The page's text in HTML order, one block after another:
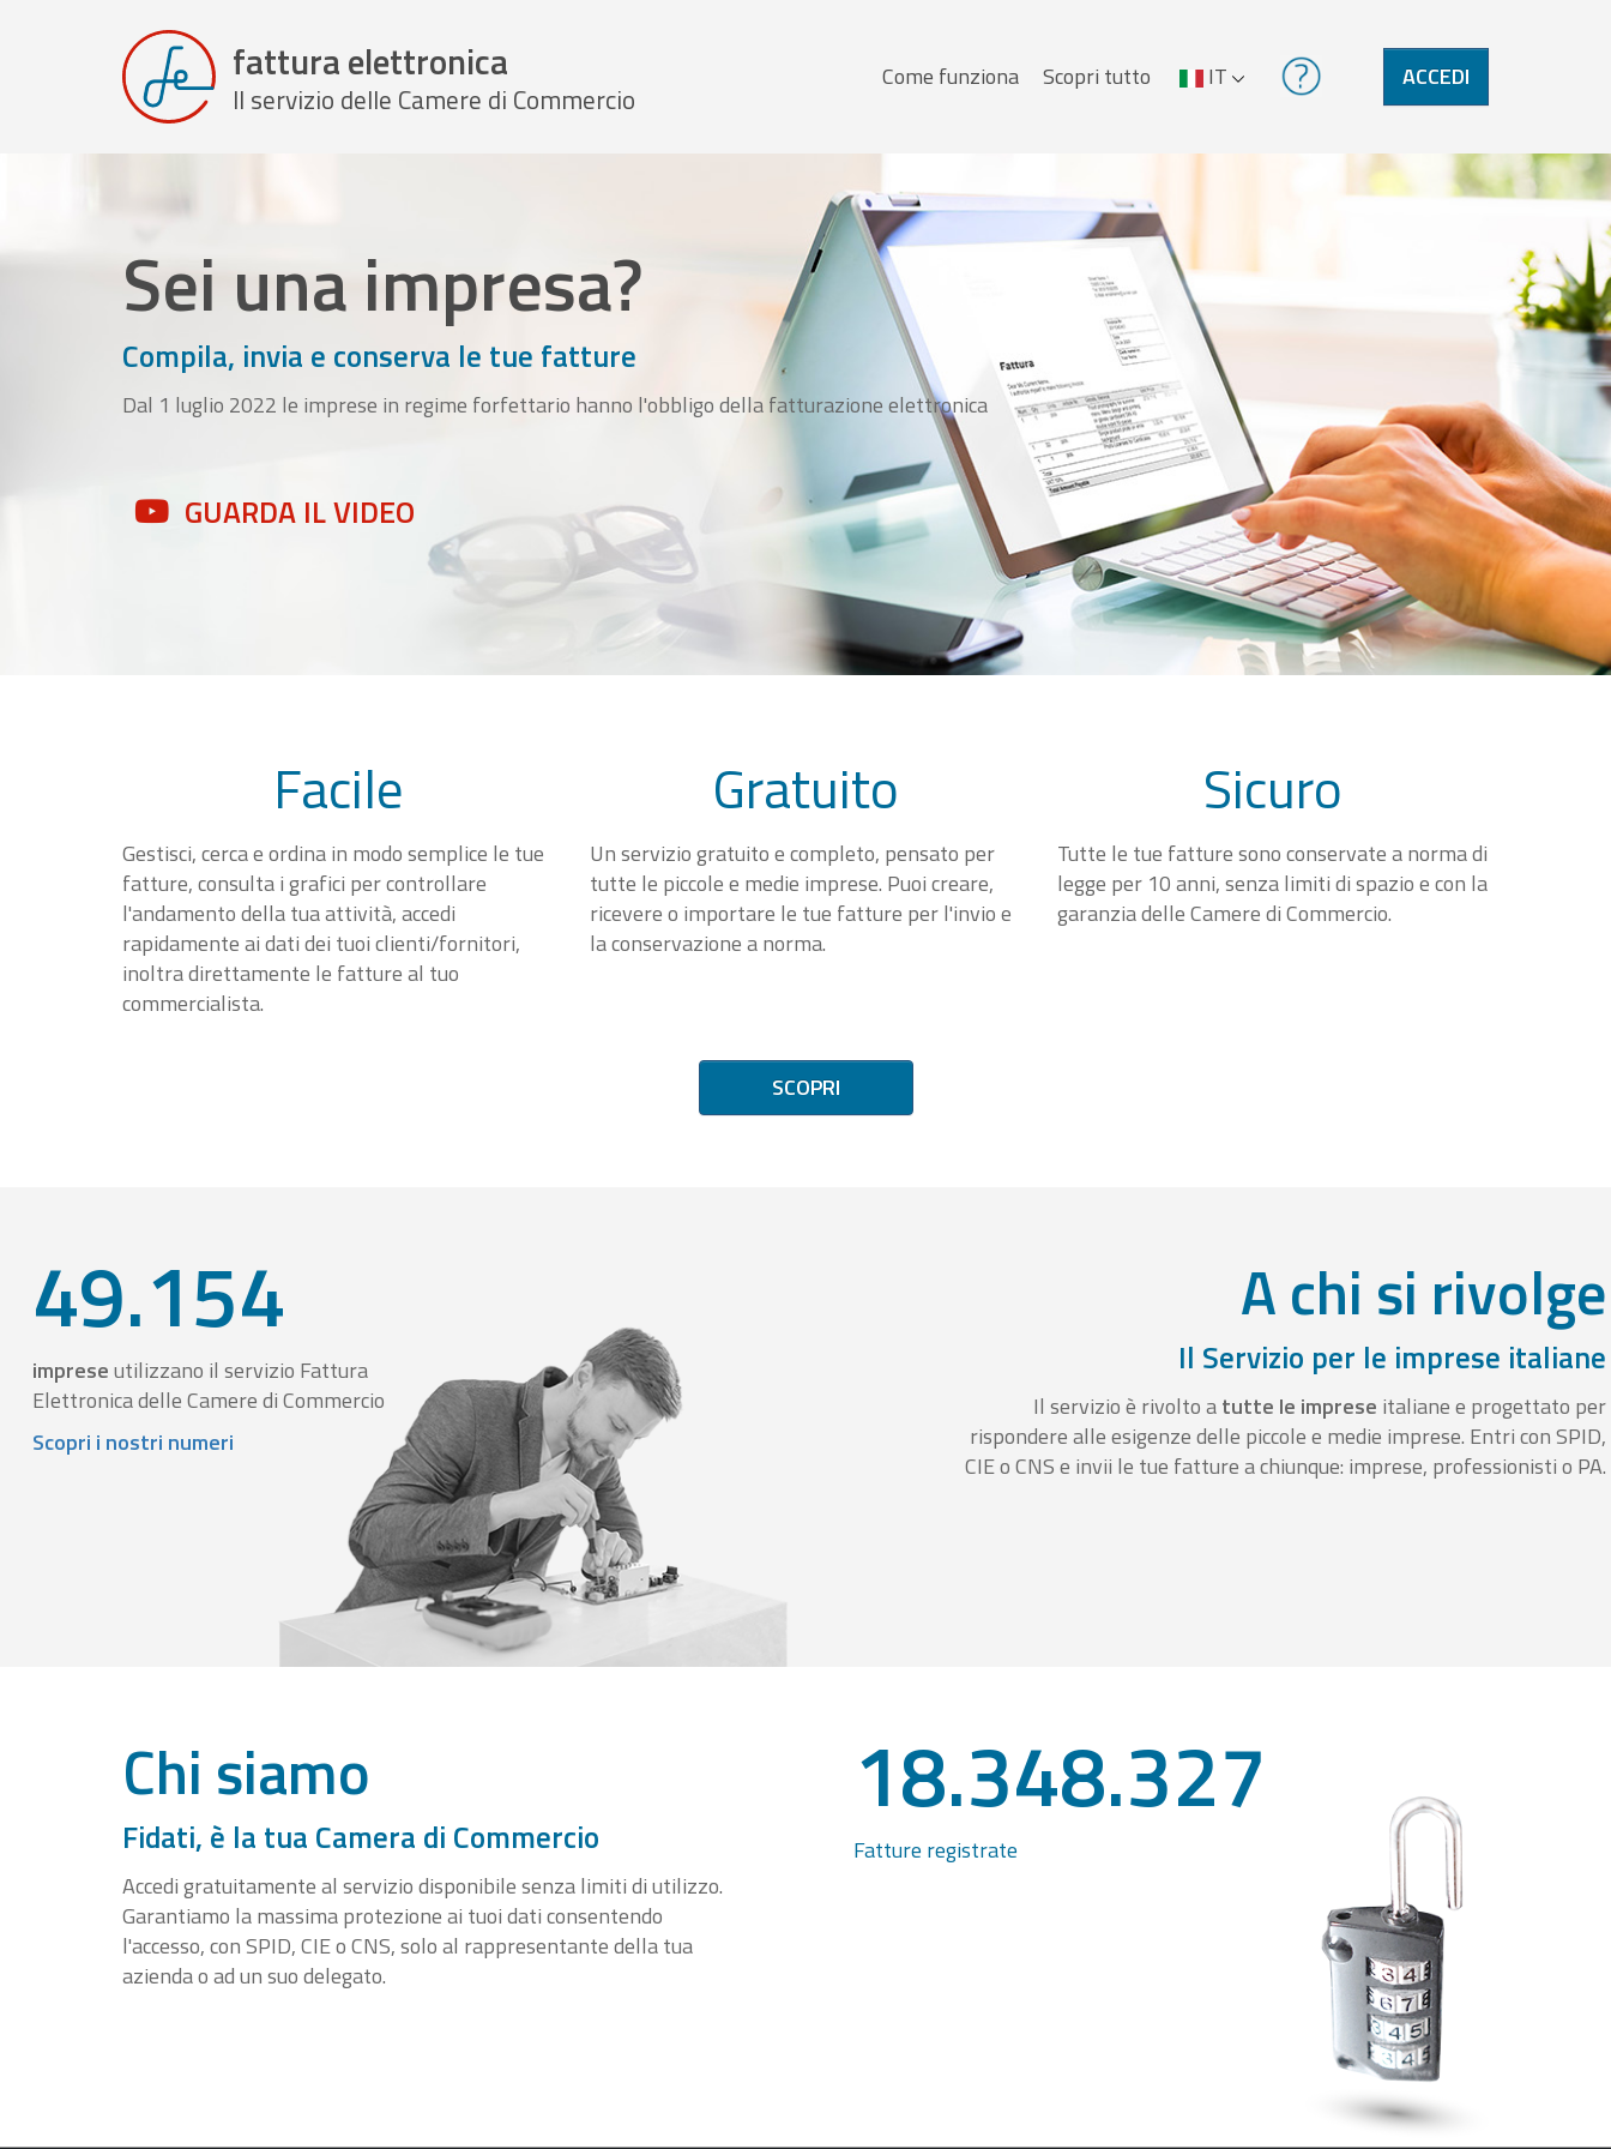
fattura elettronica
Il servizio delle Camere di Commercio Menu
Come funziona Scopri tutto IT ACCEDI
Sei una impresa?
Compila, invia e conserva le tue fatture
Dal 1 luglio 2022 le imprese in regime forfettario hanno l'obbligo della fatturazione elettronica
GUARDA IL VIDEO
Facile
Gestisci, cerca e ordina in modo semplice le tue
fatture, consulta i grafici per controllare
l'andamento della tua attività, accedi
rapidamente ai dati dei tuoi clienti/fornitori,
inoltra direttamente le fatture al tuo
commercialista.
Gratuito
Un servizio gratuito e completo, pensato per
tutte le piccole e medie imprese. Puoi creare,
ricevere o importare le tue fatture per l'invio e
la conservazione a norma.
Sicuro
Tutte le tue fatture sono conservate a norma di
legge per 10 anni, senza limiti di spazio e con la
garanzia delle Camere di Commercio.
SCOPRI
A chi si rivolge
Il Servizio per le imprese italiane
Il servizio è rivolto atutte le imprese italiane e progettato per
rispondere alle esigenze delle piccole e medie imprese. Entri con SPID,
CIE o CNS e invii le tue fatture a chiunque: imprese, professionisti o PA.
49.154
impreseutilizzano il servizio Fattura
Elettronica delle Camere di Commercio
Scopri i nostri numeri
Chi siamo
Fidati, è la tua Camera di Commercio
Accedi gratuitamente al servizio disponibile senza limiti di utilizzo.
Garantiamo la massima protezione ai tuoi dati consentendo
l'accesso, con SPID, CIE o CNS, solo al rappresentante della tua
azienda o ad un suo delegato.
18.348.327
Fatture registrate